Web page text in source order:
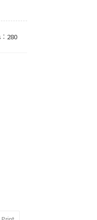
: 280